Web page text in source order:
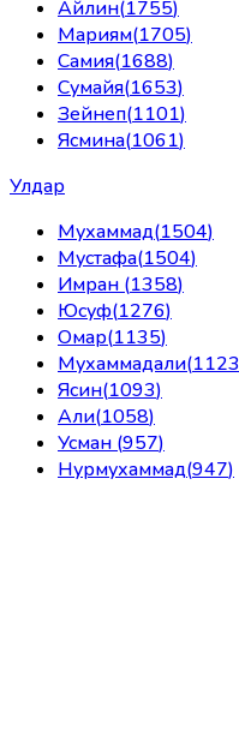
Айлин(1755)
Мариям(1705)
Самия(1688)
Сумайя(1653)
Зейнеп(1101)
Ясмина(1061)
Улдар
Мухаммад(1504)
Мустафа(1504)
Имран (1358)
Юсуф(1276)
Омар(1135)
Мухаммадали(1123
Ясин(1093)
Али(1058)
Усман (957)
Нурмухаммад(947)